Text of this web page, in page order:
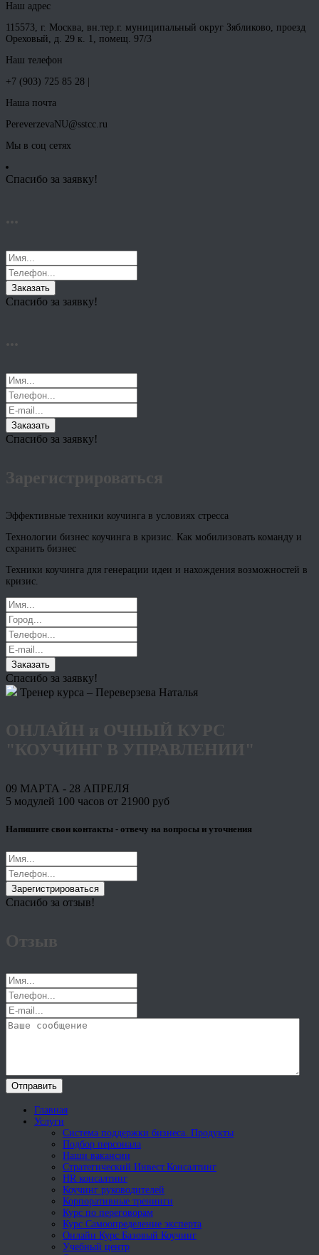
Наш адрес
115573, г. Москва, вн.тер.г. муниципальный округ Зябликово, проезд
Ореховый, д. 29 к. 1, помещ. 97/3
Наш телефон
+7 (903) 725 85 28 |
Наша почта
PereverzevaNU@sstcc.ru
Мы в соц сетях
Спасибо за заявку!
...
Заказать
Спасибо за заявку!
...
Заказать
Спасибо за заявку!
Зарегистрироваться
Эффективные техники коучинга в условиях стресса
Технологии бизнес коучинга в кризис. Как мобилизовать команду и
схранить бизнес
Техники коучинга для генерации идеи и нахождения возможностей в
кризис.
Заказать
Спасибо за заявку!
Тренер курса – Переверзева Наталья
ОНЛАЙН и ОЧНЫЙ КУРС
"КОУЧИНГ В УПРАВЛЕНИИ"
09 МАРТА - 28 АПРЕЛЯ
5 модулей 100 часов от 21900 руб
Напишите свои контакты - отвечу на вопросы и уточнения
Зарегистрироваться
Спасибо за отзыв!
Отзыв
Отправить
Главная
Услуги
Система поддержки бизнеса. Продукты
Подбор персонала
Наши вакансии
Стратегический Инвест.Консалтинг
HR консалтинг
Коучинг руководителей
Корпоративные тренинги
Курс по переговорам
Курс Самоопределение эксперта
Онлайн Курс Базовый Коучинг
Учебный центр